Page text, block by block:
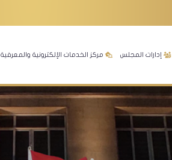
إدارات المجلس مركز الخدمات الإلكترونية والمعرفية